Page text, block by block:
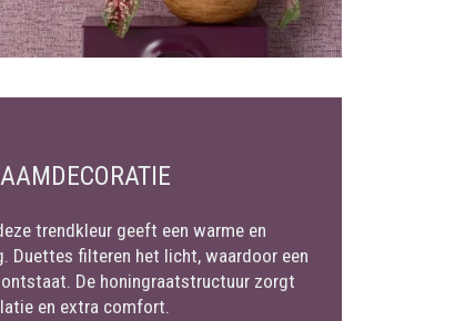
trendkleur geeft een warme en
Duettes filteren het licht, waardoor een
De honingraatstructuur zorgt
en extra comfort.